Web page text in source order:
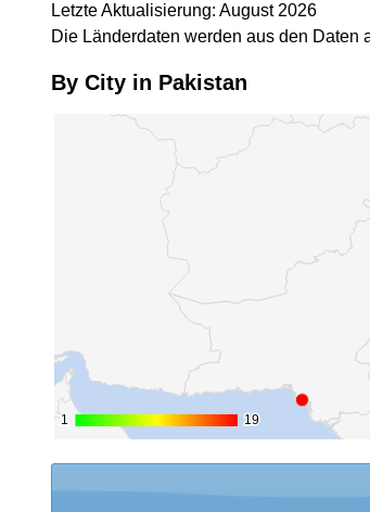
Letzte Aktualisierung: August 2026
Die Länderdaten werden aus den
By City in Pakistan
1
1 19
19